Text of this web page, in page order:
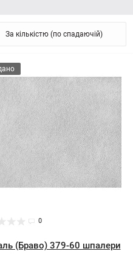
0
(Браво) 379-60 шпалери